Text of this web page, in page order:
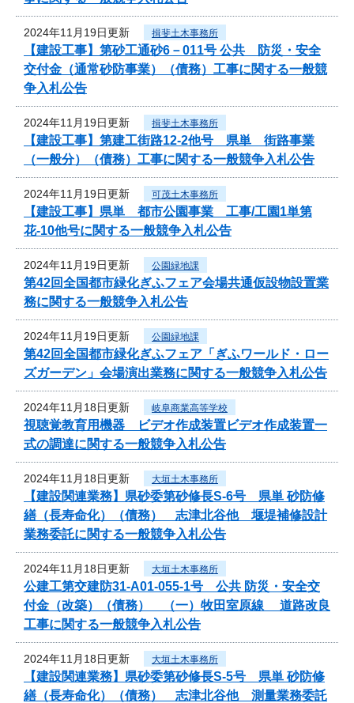
2024年11月19日更新 揖斐土木事務所
【建設工事】第砂工通砂6－011号 公共 防災・安全
交付金（通常砂防事業）（債務）工事に関する一般競
争入札公告
2024年11月19日更新 揖斐土木事務所
【建設工事】第建工街路12-2他号 県単 街路事業
（一般分）（債務）工事に関する一般競争入札公告
2024年11月19日更新 可茂土木事務所
【建設工事】県単 都市公園事業 工事/工園1単第
花-10他号に関する一般競争入札公告
2024年11月19日更新 公園緑地課
第42回全国都市緑化ぎふフェア会場共通仮設物設置業
務に関する一般競争入札公告
2024年11月19日更新 公園緑地課
第42回全国都市緑化ぎふフェア「ぎふワールド・ロー
ズガーデン」会場演出業務に関する一般競争入札公告
2024年11月18日更新 岐阜商業高等学校
視聴覚教育用機器 ビデオ作成装置ビデオ作成装置一
式の調達に関する一般競争入札公告
2024年11月18日更新 大垣土木事務所
【建設関連業務】県砂委第砂修長S-6号 県単 砂防修
繕（長寿命化）（債務） 志津北谷他 堰堤補修設計
業務委託に関する一般競争入札公告
2024年11月18日更新 大垣土木事務所
公建工第交建防31-A01-055-1号 公共 防災・安全交
付金（改築）（債務） （一）牧田室原線 道路改良
工事に関する一般競争入札公告
2024年11月18日更新 大垣土木事務所
【建設関連業務】県砂委第砂修長S-5号 県単 砂防修
繕（長寿命化）（債務） 志津北谷他 測量業務委託